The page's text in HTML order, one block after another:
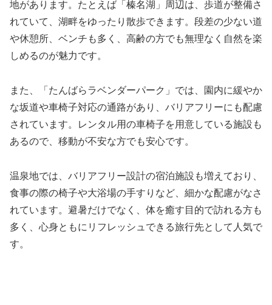
地があります。たとえば「榛名湖」周辺は、歩道が整備さ
れていて、湖畔をゆったり散歩できます。段差の少ない道
や休憩所、ベンチも多く、高齢の方でも無理なく自然を楽
しめるのが魅力です。
また、「たんばらラベンダーパーク」では、園内に緩やか
な坂道や車椅子対応の通路があり、バリアフリーにも配慮
されています。レンタル用の車椅子を用意している施設も
あるので、移動が不安な方でも安心です。
温泉地では、バリアフリー設計の宿泊施設も増えており、
食事の際の椅子や大浴場の手すりなど、細かな配慮がなさ
れています。避暑だけでなく、体を癒す目的で訪れる方も
多く、心身ともにリフレッシュできる旅行先として人気で
す。